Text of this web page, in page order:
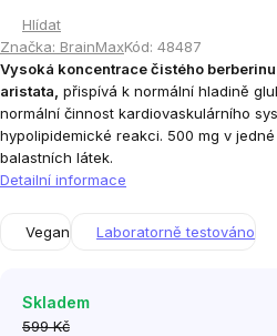
Hlídat
Značka: BrainMaxKód: 48487
Vysoká koncentrace čistého
aristata, přispívá k normální hladině
normální činnost kardiovaskulárního
hypolipidemické reakci. 500 mg v
balastních látek.
Detailní informace
Vegan Laboratorně testováno
Skladem
599 Kč